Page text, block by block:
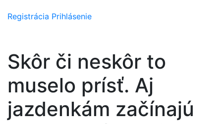
Registrácia Prihlásenie
Skôr či neskôr to
muselo prísť. Aj
jazdenkám začínajú